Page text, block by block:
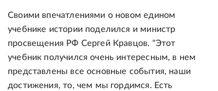
Своими впечатлениями о новом едином
учебнике истории поделился и министр
просвещения РФ Сергей Кравцов. "Этот
учебник получился очень интересным, в нем
представлены все основные события, наши
достижения, то, чем мы гордимся. Есть